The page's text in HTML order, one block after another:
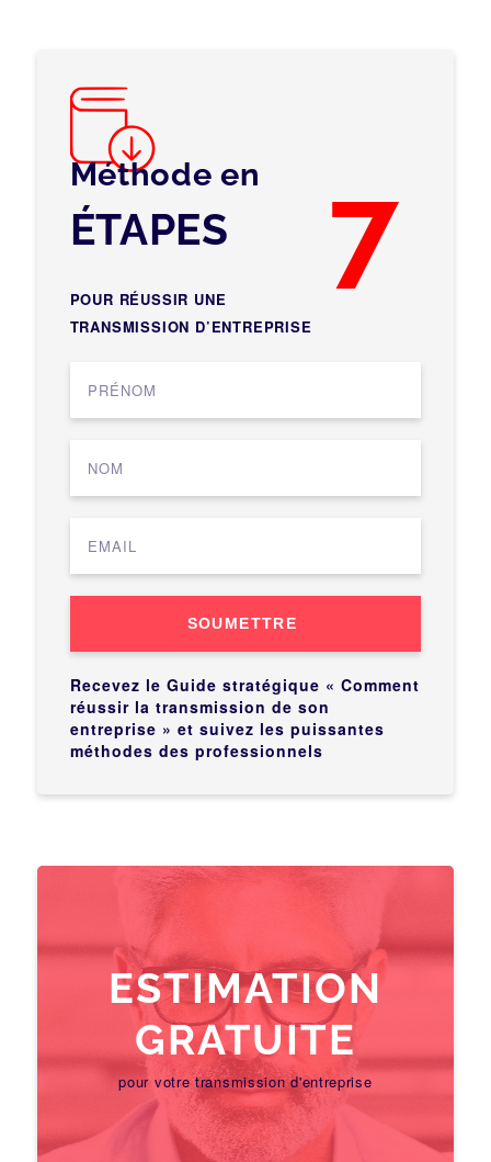
Méthode en 7
ÉTAPES
POUR RÉUSSIR UNE
TRANSMISSION D’ENTREPRISE
SOUMETTRE
Recevez le Guide stratégique « Comment
réussir la transmission de son
entreprise » et suivez les puissantes
méthodes des professionnels
ESTIMATION
GRATUITE
pour votre transmission d'entreprise